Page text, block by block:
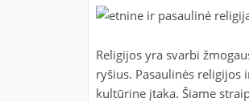
Religijos yra svarbi
ryšius. Pasaulinės
kultūrine įtaka. Šiame